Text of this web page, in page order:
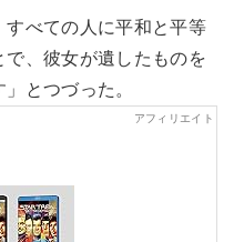
すべての人に平和と平等
、彼女が遺したものを
とつづった。